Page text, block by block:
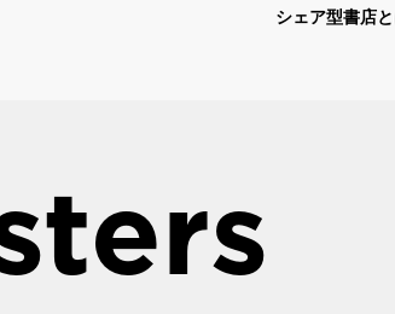
シェア型書店